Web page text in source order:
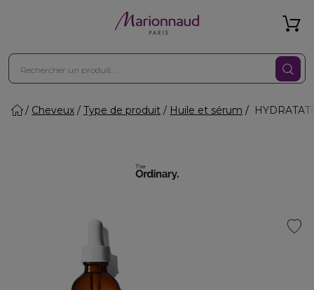
Cheveux Type de produit Huile et sérum